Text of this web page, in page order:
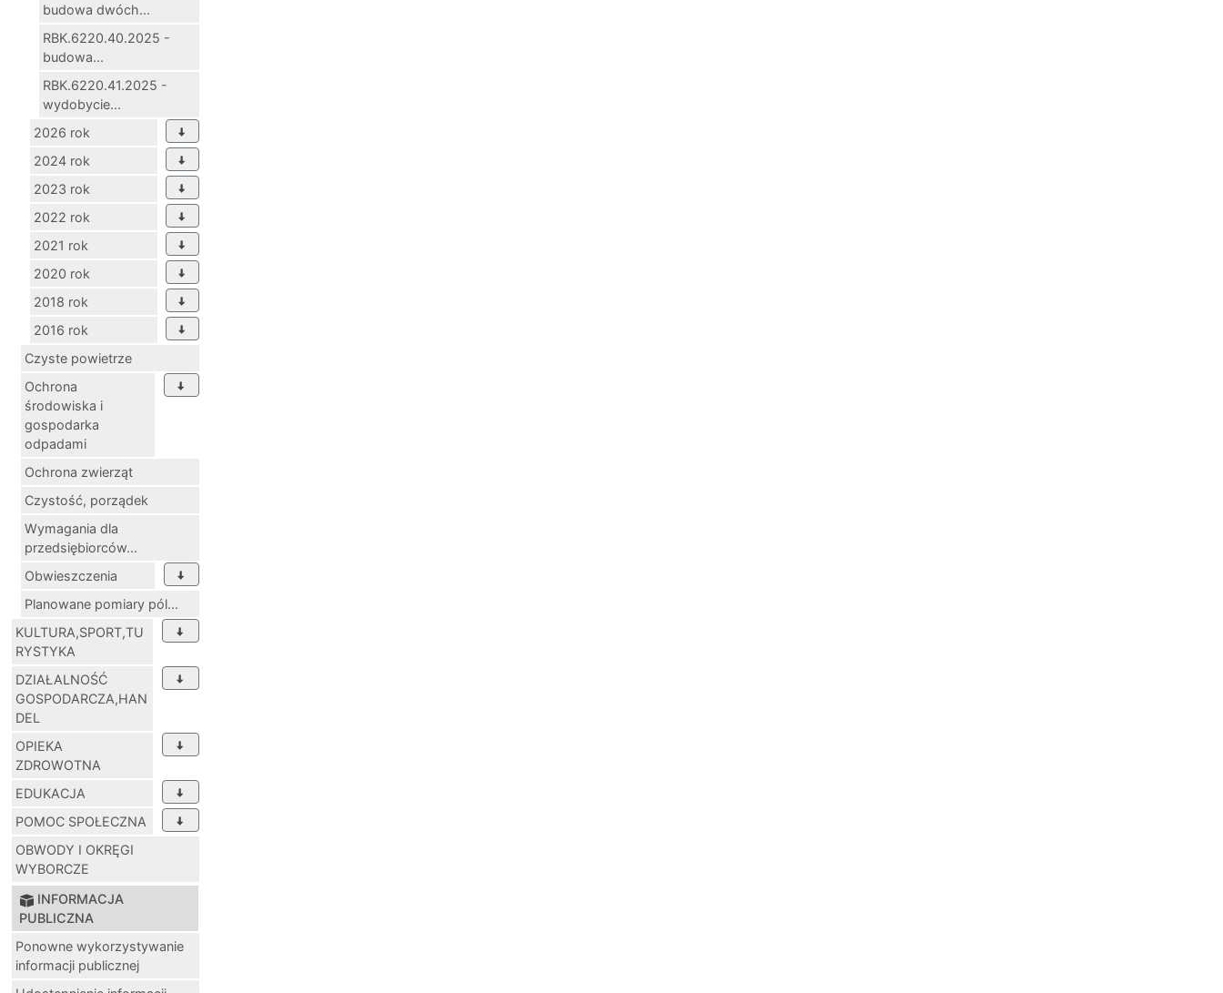
budowa dwóch...
RBK.6220.40.2025 -
budowa...
RBK.6220.41.2025 -
wydobycie...
2026 rok
2024 rok
2023 rok
2022 rok
2021 rok
2020 rok
2018 rok
2016 rok
Czyste powietrze
Ochrona
środowiska i
gospodarka
odpadami
Ochrona zwierząt
Czystość, porządek
Wymagania dla
przedsiębiorców...
Obwieszczenia
Planowane pomiary pól...
KULTURA,SPORT,TU
RYSTYKA
DZIAŁALNOŚĆ
GOSPODARCZA,HAN
DEL
OPIEKA
ZDROWOTNA
EDUKACJA
POMOC SPOŁECZNA
OBWODY I OKRĘGI
WYBORCZE
INFORMACJA
PUBLICZNA
Ponowne wykorzystywanie
informacji publicznej